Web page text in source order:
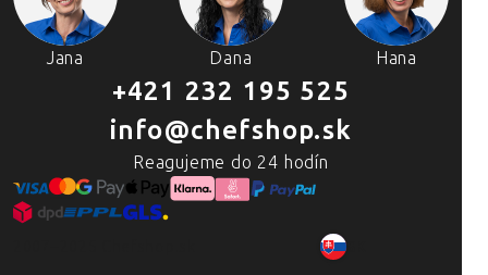
Jana Dana Hana
+421 232 195 525
info@chefshop.sk
Reagujeme do 24 hodín